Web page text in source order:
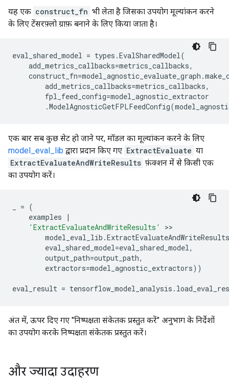
यह एक construct_fn भी लेता है जिसका उपयोग मूल्यांकन करने
के लिए टेंसरफ़्लो ग्राफ़ बनाने के लिए किया जाता है।
eval_shared_model = types .EvalSharedModel(
add_metrics_callbacks=metrics_callbacks,
construct_fn=model_agnostic_evaluate_graph .
add_metrics_callbacks=metrics_callbacks,
fpl_feed_config=model_agnostic_extractor
.ModelAgnosticGetFPLFeedConfig(
एक बार सब कुछ सेट हो जाने पर, मॉडल का मूल्यांकन करने के लिए
model_eval_lib द्वारा प्रदान किए गए ExtractEvaluate या
ExtractEvaluateAndWriteResults फ़ंक्शन में से किसी एक
का उपयोग करें।
= (
examples
|
'ExtractEvaluateAndWriteResults'
>>
model_eval_lib .ExtractEvaluateAndWriteResults
eval_shared_model=eval_shared_model,
output_path=output_path,
extractors=model_agnostic_extractors))
eval_result = tensorflow_model_analysis .
अंत में, ऊपर दिए गए "निष्पक्षता संकेतक प्रस्तुत करें" अनुभाग के निर्देशों
का उपयोग करके निष्पक्षता संकेतक प्रस्तुत करें।
और ज्यादा उदाहरण